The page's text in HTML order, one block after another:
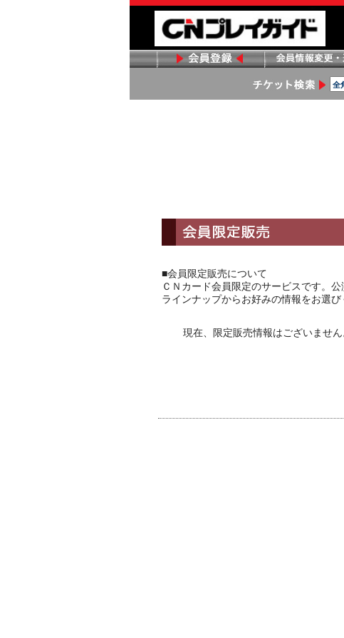
■会員限定販売について
ＣＮカード会員限定のサービスです。
ラインナップからお好みの情報をお選び
現在、限定販売情報はございません